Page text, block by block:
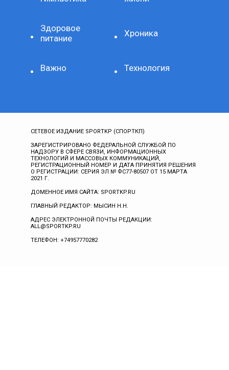
Здоровое
питание
Хроника
Важно Технология
СЕТЕВОЕ ИЗДАНИЕ SPORTKP (СПОРТКП)
ЗАРЕГИСТРИРОВАНО ФЕДЕРАЛЬНОЙ СЛУЖБОЙ ПО
НАДЗОРУ В СФЕРЕ СВЯЗИ, ИНФОРМАЦИОННЫХ
ТЕХНОЛОГИЙ И МАССОВЫХ КОММУНИКАЦИЙ,
РЕГИСТРАЦИОННЫЙ НОМЕР И ДАТА ПРИНЯТИЯ РЕШЕНИЯ
О РЕГИСТРАЦИИ: СЕРИЯ ЭЛ № ФС77-80507 ОТ 15 МАРТА
2021 Г.
ДОМЕННОЕ ИМЯ САЙТА: SPORTKP.RU
ГЛАВНЫЙ РЕДАКТОР: МЫСИН Н.Н.
АДРЕС ЭЛЕКТРОННОЙ ПОЧТЫ РЕДАКЦИИ:
ALL@SPORTKP.RU
ТЕЛЕФОН: +74957770282